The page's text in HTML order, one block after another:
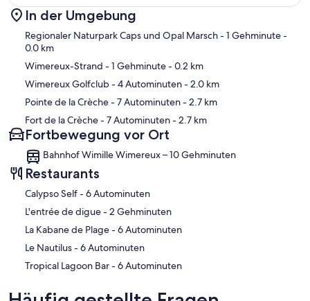
Karte
In der Umgebung
Regionaler Naturpark Caps und Opal Marsch- 1 Gehminute-
0.0 km
Wimereux-Strand - 1 Gehminute- 0.2 km
Wimereux Golfclub- 4 Autominuten- 2.0 km
Pointe de la Crèche- 7 Autominuten- 2.7 km
Fort de la Crèche- 7 Autominuten- 2.7 km
Fortbewegung vor Ort
Bahnhof Wimille Wimereux – 10 Gehminuten
Restaurants
‪Calypso Self - ‬6 Autominuten
‪L'entrée de digue - ‬2 Gehminuten
‪La Kabane de Plage - ‬6 Autominuten
‪Le Nautilus - ‬6 Autominuten
‪Tropical Lagoon Bar - ‬6 Autominuten